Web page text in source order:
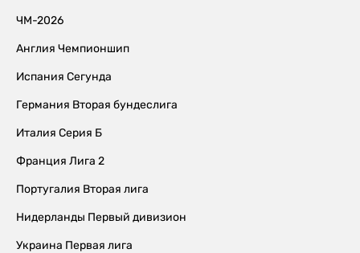
ЧМ-2026
Англия Чемпионшип
Испания Сегунда
Германия Вторая бундеслига
Италия Серия Б
Франция Лига 2
Португалия Вторая лига
Нидерланды Первый дивизион
Украина Первая лига